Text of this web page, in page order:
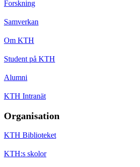
Forskning
Samverkan
Om KTH
Student på KTH
Alumni
KTH Intranät
Organisation
KTH Biblioteket
KTH:s skolor